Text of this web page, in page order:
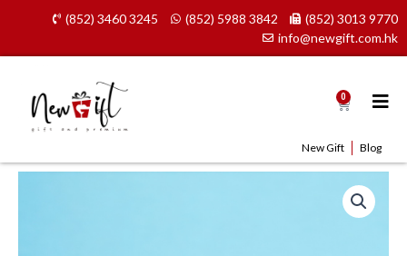
content
(852) 3460 3245 (852) 5988 3842
(852) 3013 9770
info@newgift.com.hk
0 Cart
New Gift Blog